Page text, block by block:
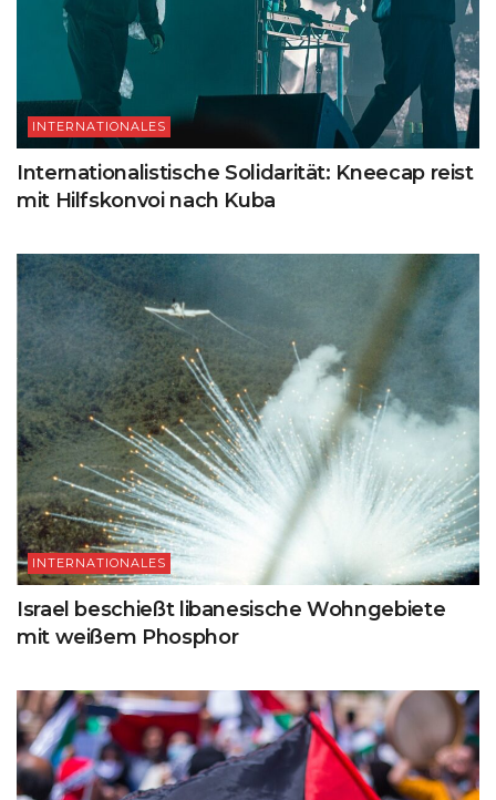
INTERNATIONALES
Internationalistische Solidarität: Kneecap reist
mit Hilfskonvoi nach Kuba
INTERNATIONALES
Israel beschießt libanesische Wohngebiete
mit weißem Phosphor